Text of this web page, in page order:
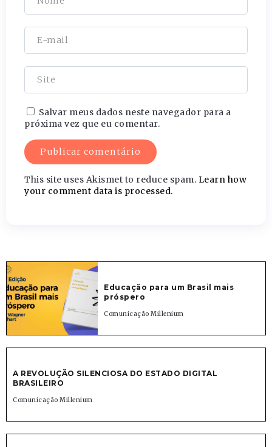
Salvar meus dados neste navegador para a
próxima vez que eu comentar.
This site uses Akismet to reduce spam. Learn how
your comment data is processed.
Educação para um Brasil mais
próspero
Comunicação Millenium
A REVOLUÇÃO SILENCIOSA DO ESTADO DIGITAL
BRASILEIRO
Comunicação Millenium